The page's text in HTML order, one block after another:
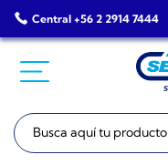
Saltar
al
Central +56 2 2914 7444
Buscar: